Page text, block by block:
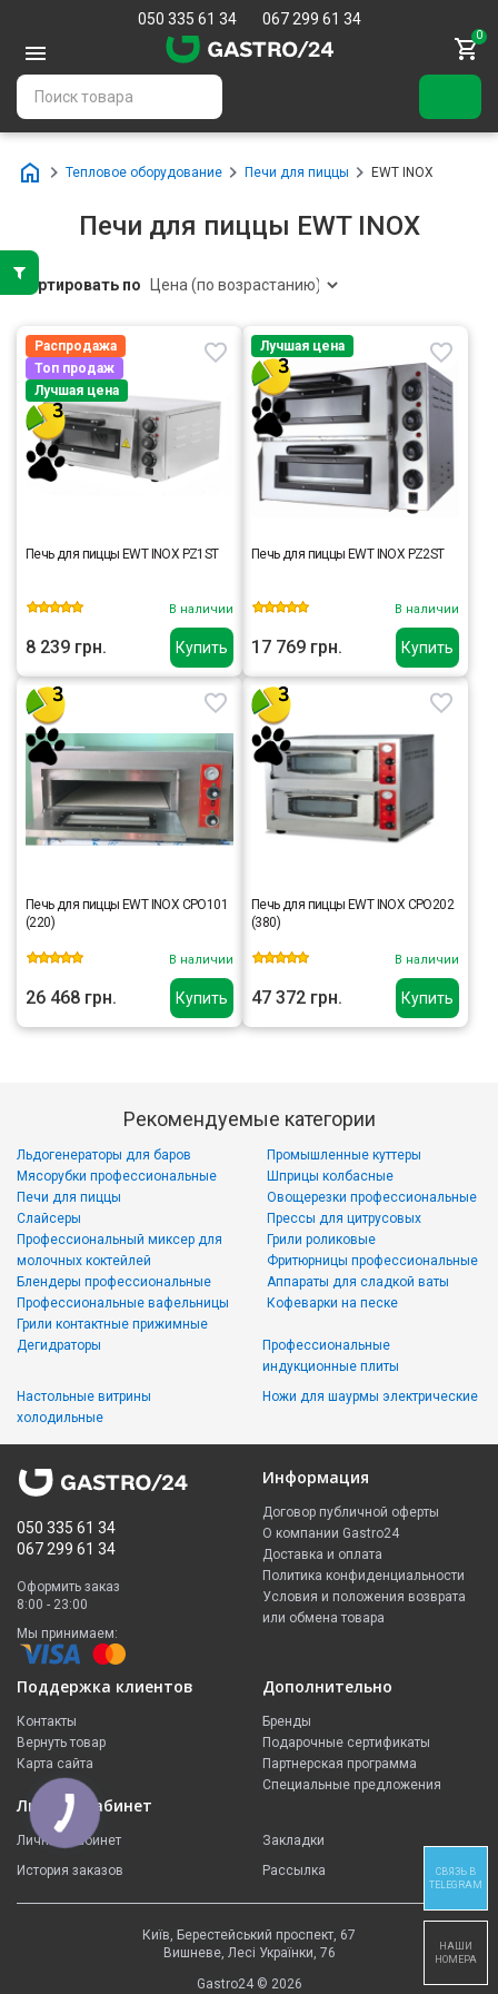
050 335 61 34 067 299 61 34
0
Тепловое оборудование Печи для пиццы EWT INOX
Печи для пиццы EWT INOX
Сортировать по
Купить
Распродажа
Топ продаж
Лучшая цена
Печь для пиццы EWT INOX PZ1ST
В наличии
8 239 грн. Купить
Лучшая цена
Печь для пиццы EWT INOX PZ2ST
В наличии
17 769 грн.
Купить
Печь для пиццы EWT INOX CPO101
(220)
В наличии
26 468 грн. Купить
Печь для пиццы EWT INOX CPO202
(380)
В наличии
47 372 грн.
Рекомендуемые категории
Льдогенераторы для баров
Мясорубки профессиональные
Печи для пиццы
Слайсеры
Промышленные куттеры
Шприцы колбасные
Овощерезки профессиональные
Прессы для цитрусовых
Профессиональный миксер для
молочных коктейлей
Блендеры профессиональные
Профессиональные вафельницы
Грили контактные прижимные
Грили роликовые
Фритюрницы профессиональные
Аппараты для сладкой ваты
Кофеварки на песке
Дегидраторы
Настольные витрины
холодильные
Профессиональные
индукционные плиты
Ножи для шаурмы электрические
050 335 61 34
067 299 61 34
Оформить заказ
8:00 - 23:00
Мы принимаем:
Информация
Договор публичной оферты
О компании Gastro24
Доставка и оплата
Политика конфиденциальности
Условия и положения возврата
или обмена товара
Поддержка клиентов
Контакты
Вернуть товар
Карта сайта
Дополнительно
Бренды
Подарочные сертификаты
Партнерская программа
Специальные предложения
Личный кабинет
Личный кабинет
История заказов
Закладки
Рассылка
Київ, Берестейський проспект, 67
Вишневе, Лесі Українки, 76
Gastro24 © 2026
СВЯЗЬ В
TELEGRAM
НАШИ
НОМЕРА